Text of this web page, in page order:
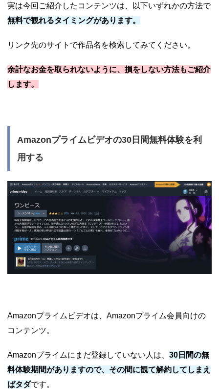
実は今回ご紹介したコンテンツは、以下いずれかの方法で
無料で観れるタイミングがあります。
リンク先のサイトで作品名を検索してみてください。
余計なお金を取られないように、損をしない方法もご紹介
します。
Amazonプライムビデオの30日間無料体験を利
用する
Amazonプライムビデオは、Amazonプライム会員向けの
コンテンツ。
Amazonプライムにまだ登録していない人は、 30日間の無
料体験期間がありますので、その間に観て解約してしまえ
ばタダです。